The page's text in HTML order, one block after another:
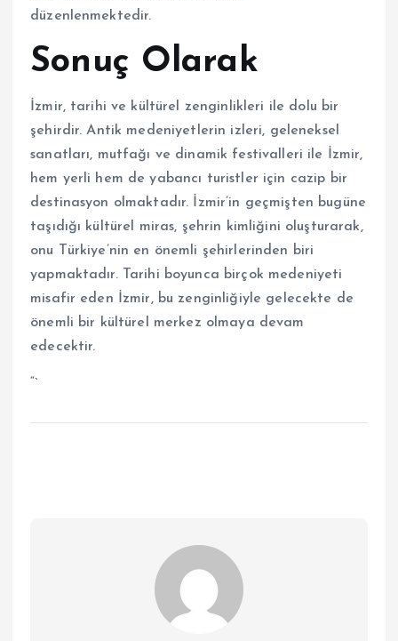
düzenlenmektedir.
Sonuç Olarak
İzmir, tarihi ve kültürel zenginlikleri ile dolu bir
şehirdir. Antik medeniyetlerin izleri, geleneksel
sanatları, mutfağı ve dinamik festivalleri ile İzmir,
hem yerli hem de yabancı turistler için cazip bir
destinasyon olmaktadır. İzmir’in geçmişten bugüne
taşıdığı kültürel miras, şehrin kimliğini oluşturarak,
onu Türkiye’nin en önemli şehirlerinden biri
yapmaktadır. Tarihi boyunca birçok medeniyeti
misafir eden İzmir, bu zenginliğiyle gelecekte de
önemli bir kültürel merkez olmaya devam
edecektir.
“`